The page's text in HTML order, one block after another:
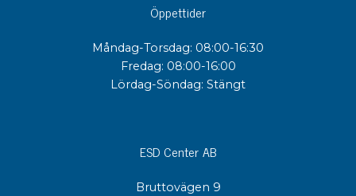
Öppettider
Måndag-Torsdag: 08:00-16:30
Fredag: 08:00-16:00
Lördag-Söndag: Stängt
ESD Center AB
Bruttovägen 9